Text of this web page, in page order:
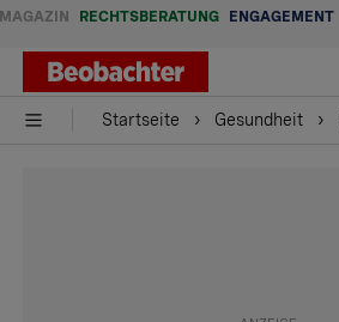
MAGAZIN RECHTSBERATUNG ENGAGEMENT
Startseite Gesundheit